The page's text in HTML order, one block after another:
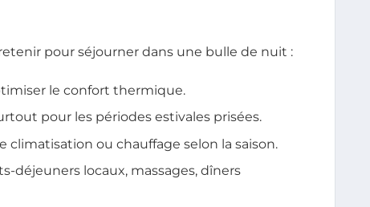
pour séjourner dans une bulle de nuit :
le confort thermique.
pour les périodes estivales prisées.
climatisation ou chauffage selon la saison.
déjeuners locaux, massages, dîners